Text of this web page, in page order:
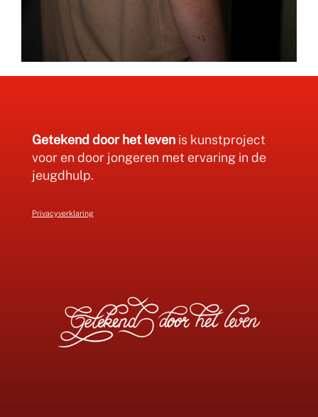
Getekend door het leven is kunstproject
voor en door jongeren met ervaring in de
jeugdhulp.
Privacyverklaring